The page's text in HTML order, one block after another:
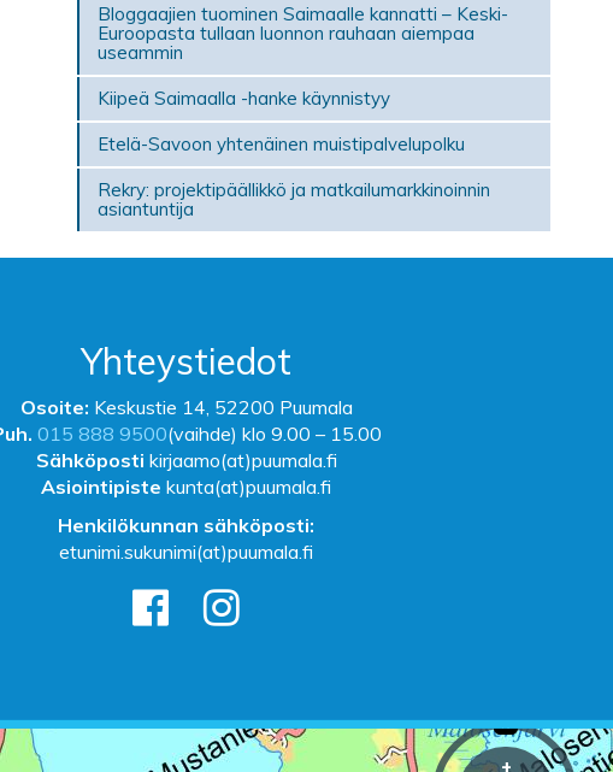
Bloggaajien tuominen Saimaalle kannatti – Keski-
Euroopasta tullaan luonnon rauhaan aiempaa
useammin
Kiipeä Saimaalla -hanke käynnistyy
Etelä-Savoon yhtenäinen muistipalvelupolku
Rekry: projektipäällikkö ja matkailumarkkinoinnin
asiantuntija
Yhteystiedot
Osoite: Keskustie 14, 52200 Puumala
015 888 9500(vaihde) klo 9.00 – 15.00
Sähköposti kirjaamo(at)puumala.fi
Asiointipiste kunta(at)puumala.fi
Henkilökunnan sähköposti:
etunimi.sukunimi(at)puumala.fi